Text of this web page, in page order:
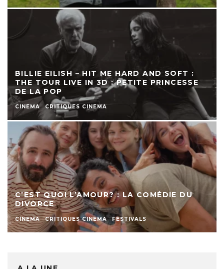
BILLIE EILISH – HIT ME HARD AND SOFT :
THE TOUR LIVE IN 3D : PETITE PRINCESSE
DE LA POP
CINEMA CRITIQUES CINEMA
C’EST QUOI L’AMOUR? : LA COMÉDIE DU
DIVORCE
CINEMA CRITIQUES CINEMA FESTIVALS